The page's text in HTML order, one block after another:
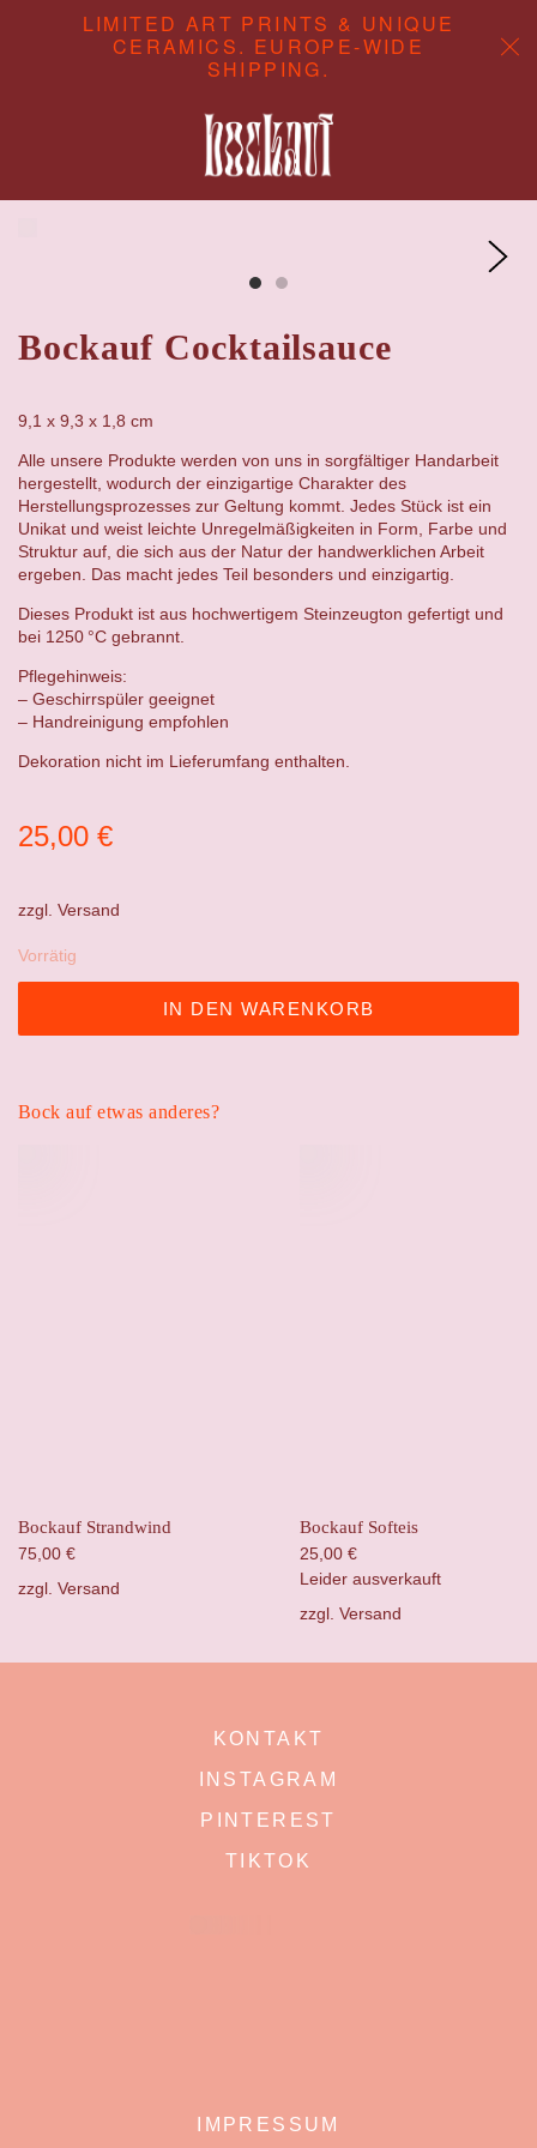
LIMITED ART PRINTS & UNIQUE
CERAMICS. EUROPE-WIDE
SHIPPING.
CONTENT STUDIO
Bockauf Cocktailsauce
zzgl. Versand
25,00 €
Vorrätig
IN DEN WARENKORB
9,1 x 9,3 x 1,8 cm
Alle unsere Produkte werden von uns in sorgfältiger Handarbeit
hergestellt, wodurch der einzigartige Charakter des
Herstellungsprozesses zur Geltung kommt. Jedes Stück ist ein
Unikat und weist leichte Unregelmäßigkeiten in Form, Farbe und
Struktur auf, die sich aus der Natur der handwerklichen Arbeit
ergeben. Das macht jedes Teil besonders und einzigartig.
Dieses Produkt ist aus hochwertigem Steinzeugton gefertigt und
bei 1250 °C gebrannt.
Pflegehinweis:
– Geschirrspüler geeignet
– Handreinigung empfohlen
Dekoration nicht im Lieferumfang enthalten.
Bock auf etwas anderes?
Bockauf Strandwind
75,00 €
zzgl. Versand
Bockauf Softeis
25,00 €
Leider ausverkauft
zzgl. Versand
KONTAKT
INSTAGRAM
PINTEREST
TIKTOK
IMPRESSUM